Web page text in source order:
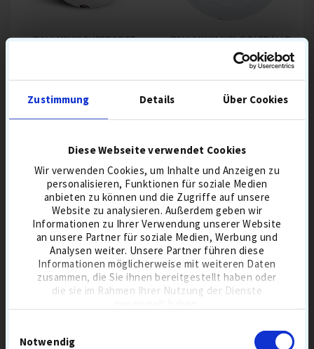
Zustimmung Details Über Cookies
Diese Webseite verwendet Cookies
Wir verwenden Cookies, um Inhalte und Anzeigen zu
personalisieren, Funktionen für soziale Medien
anbieten zu können und die Zugriffe auf unsere
Website zu analysieren. Außerdem geben wir
Informationen zu Ihrer Verwendung unserer Website
an unsere Partner für soziale Medien, Werbung und
Analysen weiter. Unsere Partner führen diese
Informationen möglicherweise mit weiteren Daten
zusammen, die Sie ihnen bereitgestellt haben oder
die sie im Rahmen Ihrer Nutzung der Dienste
Notwendig
CALLAWAY SUPERSOFT
17,90 €
BESTSELLER 7 AUG
2-PIECE
PREMIUMBÄLLE
SCHALE SURLYN
KOMPRESSION SEHR WEICH
IN DEN WARENKORB
CALLAWAY MIX GOLFBÄLLE
39,90 € 51,90
BESTSELLER 7 AUG
IN DEN WARENKORB
SALE